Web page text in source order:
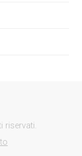
riservati.